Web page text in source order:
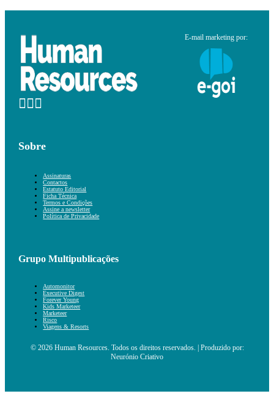
E-mail marketing por:
Sobre
Assinaturas
Contactos
Estatuto Editorial
Ficha Técnica
Termos e Condições
Assine a newsletter
Política de Privacidade
Grupo Multipublicações
Automonitor
Executive Digest
Forever Young
Kids Marketeer
Marketeer
Risco
Viagens & Resorts
© 2026 Human Resources. Todos os direitos reservados. | Produzido por:
Neurónio Criativo